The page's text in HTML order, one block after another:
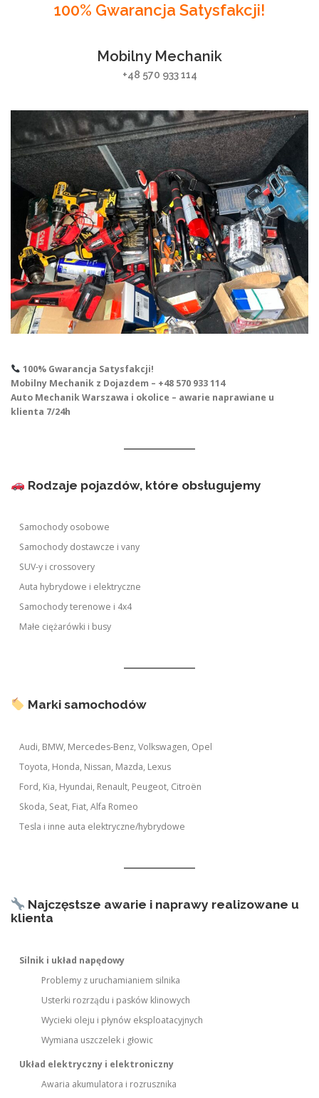
100% Gwarancja Satysfakcji!
Mobilny Mechanik
+48 570 933 114
100% Gwarancja Satysfakcji!
Mobilny Mechanik z Dojazdem – +48 570 933 114
Auto Mechanik Warszawa i okolice – awarie naprawiane u
klienta 7/24h
Rodzaje pojazdów, które obsługujemy
Samochody osobowe
Samochody dostawcze i vany
SUV-y i crossovery
Auta hybrydowe i elektryczne
Samochody terenowe i 4x4
Małe ciężarówki i busy
Marki samochodów
Audi, BMW, Mercedes-Benz, Volkswagen, Opel
Toyota, Honda, Nissan, Mazda, Lexus
Ford, Kia, Hyundai, Renault, Peugeot, Citroën
Skoda, Seat, Fiat, Alfa Romeo
Tesla i inne auta elektryczne/hybrydowe
Najczęstsze awarie i naprawy realizowane u
klienta
Silnik i układ napędowy
Problemy z uruchamianiem silnika
Usterki rozrządu i pasków klinowych
Wycieki oleju i płynów eksploatacyjnych
Wymiana uszczelek i głowic
Układ elektryczny i elektroniczny
Awaria akumulatora i rozrusznika